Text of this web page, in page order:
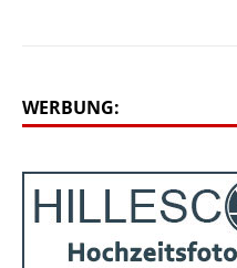
WERBUNG: